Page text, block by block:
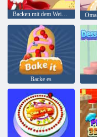
Backen mit dem Weihnachtsmann
Backe es